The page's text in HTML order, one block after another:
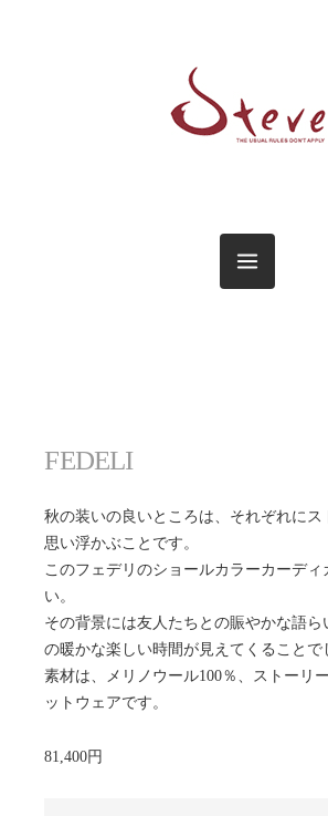
FEDELI
秋の装いの良いところは、それぞれにス
思い浮かぶことです。
このフェデリのショールカラーカーディ
い。
その背景には友人たちとの賑やかな語ら
の暖かな楽しい時間が見えてくることで
素材は、メリノウール100％、ストーリ
ットウェアです。
81,400円